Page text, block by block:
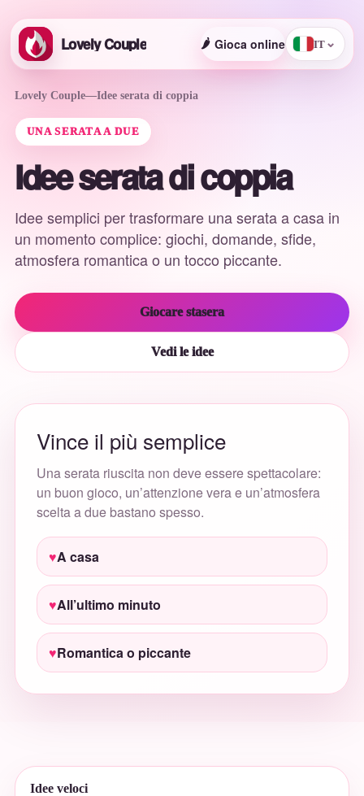
Lovely Couple 🌶️ Gioca online IT ⌄
Lovely Couple—Idee serata di coppia
UNA SERATA A DUE
Idee serata di coppia
Idee semplici per trasformare una serata a casa in
un momento complice: giochi, domande, sfide,
atmosfera romantica o un tocco piccante.
Giocare stasera
Vedi le idee
Vince il più semplice
Una serata riuscita non deve essere spettacolare:
un buon gioco, un’attenzione vera e un’atmosfera
scelta a due bastano spesso.
A casa
All’ultimo minuto
Romantica o piccante
Idee veloci